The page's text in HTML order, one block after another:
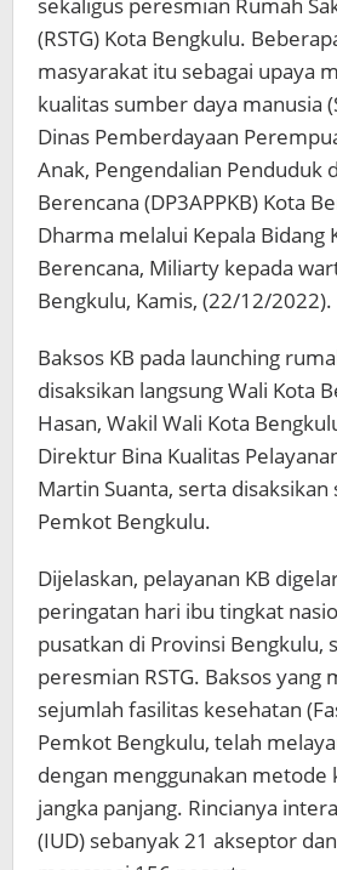
(RSTG) Kota Bengkulu.
masyarakat itu sebagai upaya
kualitas sumber daya manusia
Dinas Pemberdayaan
Anak, Pengendalian Penduduk
Berencana (DP3APPKB) Kota
Dharma melalui Kepala Bidang
Berencana, Miliarty kepada
Bengkulu, Kamis, (22/12/2022).
Baksos KB pada launching
disaksikan langsung Wali Kota
Hasan, Wakil Wali Kota
Direktur Bina Kualitas
Martin Suanta, serta
Pemkot Bengkulu.
Dijelaskan, pelayanan KB
peringatan hari ibu tingkat
pusatkan di Provinsi Bengkulu,
peresmian RSTG. Baksos yang
sejumlah fasilitas kesehatan
Pemkot Bengkulu, telah
dengan menggunakan metode
jangka panjang. Rincianya
(IUD) sebanyak 21 akseptor